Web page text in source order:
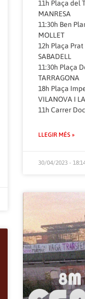
11h Plaça del
MANRESA
11:30h Ben
MOLLET
12h Plaça
SABADELL
11:30h Plaça
TARRAGONA
18h Plaça
VILANOVA I
11h Carrer
LLEGIR MÉS »
30/04/2023 -